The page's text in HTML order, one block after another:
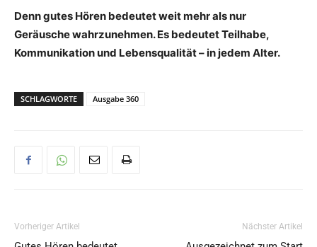
Denn gutes Hören bedeutet weit mehr als nur
Geräusche wahrzunehmen. Es bedeutet Teilhabe,
Kommunikation und Lebensqualität – in jedem Alter.
SCHLAGWORTE Ausgabe 360
Vorheriger Artikel Nächster Artikel